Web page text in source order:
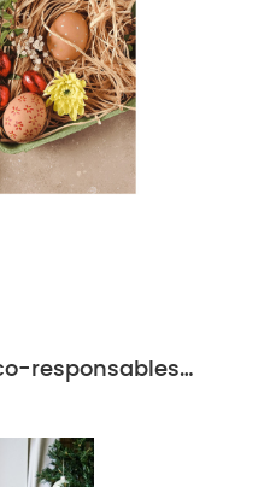
Décorations de Noël éco-responsables : les boules de Noël du Petit Carré de Chocolat